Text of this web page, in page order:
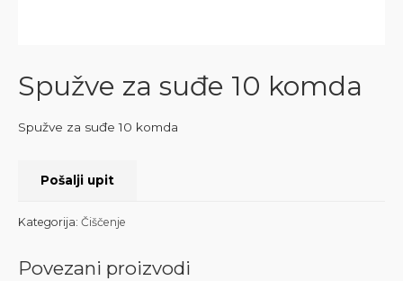
Spužve za suđe 10 komda
Spužve za suđe 10 komda
Pošalji upit
Kategorija: Čiščenje
Povezani proizvodi